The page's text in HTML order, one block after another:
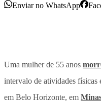
Enviar no WhatsApp
Uma mulher de 55 anos
intervalo de atividades físicas
em Belo Horizonte, em